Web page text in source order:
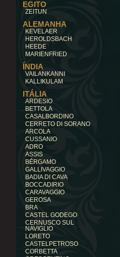
EGITO
ZEITUN
ALEMANHA
KEVELAER
HEROLDSBACH
HEEDE
MARIENFRIED
ÍNDIA
VAILANKANNI
KALLIKULAM
ITÁLIA
ARDESIO
BETTOLA
CASALBORDINO
CERRETO DI SORANO
ARCOLA
CUSSANIO
ADRO
ASSIS
BÉRGAMO
GALLIVAGGIO
BADIA DI CAVA
BOCCADIRIO
CARAVAGGIO
GEROSA
BRA
CASTEL GODEGO
CERNUSCO SUL
NAVIGLIO
LORETO
CASTELPETROSO
CORBETTA